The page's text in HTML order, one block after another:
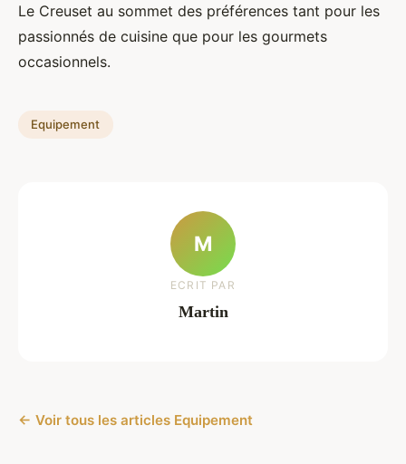
Le Creuset au sommet des préférences tant pour les
passionnés de cuisine que pour les gourmets
occasionnels.
Equipement
M
ECRIT PAR
Martin
← Voir tous les articles Equipement